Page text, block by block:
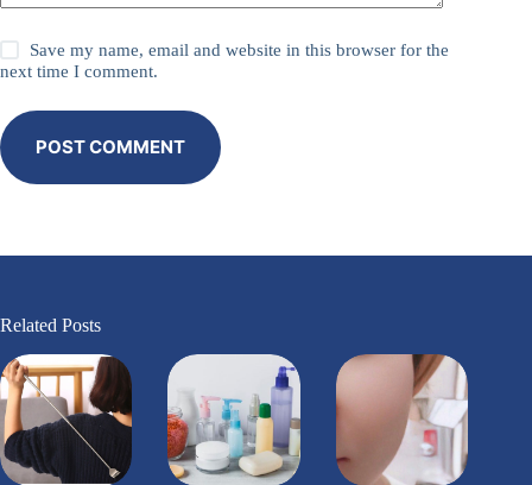
Save my name, email and website in this browser for the
next time I comment.
POST COMMENT
Related Posts